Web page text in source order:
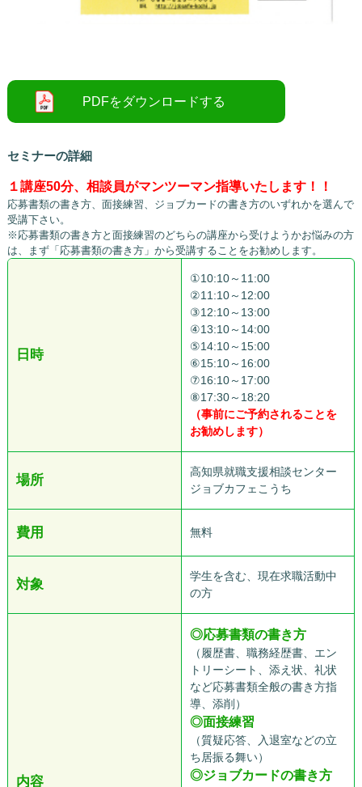
セミナーの詳細
１講座50分、相談員がマンツーマン指導いたします！！
応募書類の書き方、面接練習、ジョブカードの書き方のいずれかを選んで
受講下さい。
※応募書類の書き方と面接練習のどちらの講座から受けようかお悩みの方
は、まず「応募書類の書き方」から受講することをお勧めします。
日時
①10:10～11:00
②11:10～12:00
③12:10～13:00
④13:10～14:00
⑤14:10～15:00
⑥15:10～16:00
⑦16:10～17:00
⑧17:30～18:20
（事前にご予約されることを
お勧めします）
場所
高知県就職支援相談センター
ジョブカフェこうち
費用 無料
対象
学生を含む、現在求職活動中
の方
内容
◎応募書類の書き方
（履歴書、職務経歴書、エン
トリーシート、添え状、礼状
など応募書類全般の書き方指
導、添削）
◎面接練習
（質疑応答、入退室などの立
ち居振る舞い）
◎ジョブカードの書き方